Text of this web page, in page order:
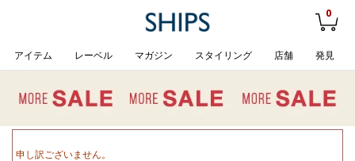
0
アイテム レーベル マガジン スタイリング 店舗 発見
申し訳ございません。